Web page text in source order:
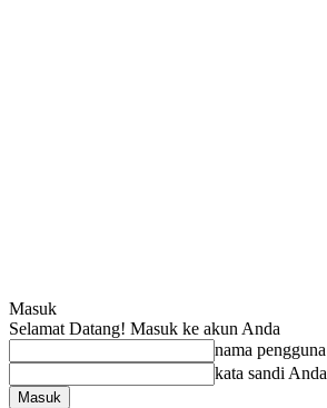
Masuk
Selamat Datang! Masuk ke akun Anda
nama pengguna
kata sandi Anda